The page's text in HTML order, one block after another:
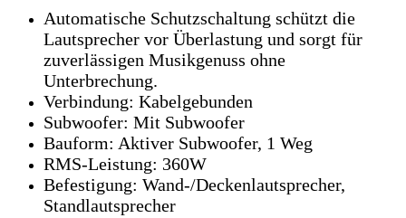
Automatische Schutzschaltung schützt die
Lautsprecher vor Überlastung und sorgt für
zuverlässigen Musikgenuss ohne
Unterbrechung.
Verbindung: Kabelgebunden
Subwoofer: Mit Subwoofer
Bauform: Aktiver Subwoofer, 1 Weg
RMS-Leistung: 360W
Befestigung: Wand-/Deckenlautsprecher,
Standlautsprecher